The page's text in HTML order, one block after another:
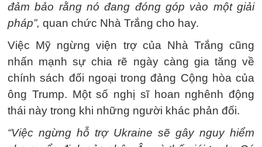
đảm bảo rằng nó đang đóng góp vào một giải
pháp”, quan chức Nhà Trắng cho hay.
Việc Mỹ ngừng viện trợ của Nhà Trắng cũng
nhấn mạnh sự chia rẽ ngày càng gia tăng về
chính sách đối ngoại trong đảng Cộng hòa của
ông Trump. Một số nghị sĩ hoan nghênh động
thái này trong khi những người khác phản đối.
“Việc ngừng hỗ trợ Ukraine sẽ gây nguy hiểm